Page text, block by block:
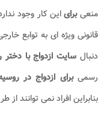
منعیبرایاین کار وجود
قانونی ویژه ای به توابع
دنبال سایت ازدواج با
رسمیبرای ازدواج در
بنابراین افراد نمی توانند از